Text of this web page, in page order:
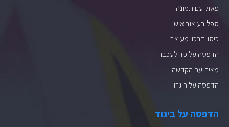
פאזל עם תמונה
ספל בעיצוב אישי
כיסוי דרכון מעוצב
הדפסה על פד לעכבר
מצית עם הקדשה
הדפסה על חוגרון
הדפסה על ביגוד